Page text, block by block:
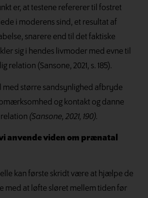
er, at testene refererertil fostret
i moderens sind, et resultat af
snarere end til det faktiske
sig i hendes livmoder med evne til
relation (Sansone, 2021, s. 185).
med større sandsynlighed afbryde
og kontakt og danne
relation (Sansone, 2021, 190).
anvende viden om prænatal
kan første skridt være at hjælpe de
med at løfte sløret mellem tiden før